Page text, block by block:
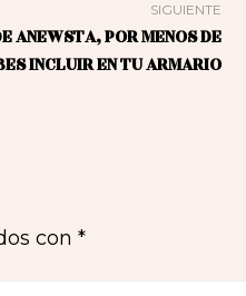
SIGUIENTE
ANEWSTA, POR MENOS DE
INCLUIR EN TU ARMARIO
con *